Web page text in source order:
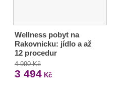
Wellness pobyt na
Rakovnicku: jídlo a až
12 procedur
4 990 Kč
3 494Kč